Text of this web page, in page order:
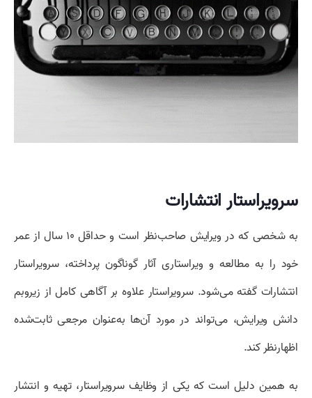
سرویراستار انتشارات
به شخصی که در ویرایش صاحب‌نظر است و حداقل ۱۰ سال از عمر
خود را به مطالعه و ویراستاری آثار گوناگون پرداخته، سرویراستار
انتشارات گفته می‌شود. سرویراستار علاوه بر آگاهی کامل از زیروبم
دانش ویرایش، می‌تواند در مورد آن‌ها به‌عنوان مرجعی ثابت‌شده
اظهارنظر کند.
به همین دلیل است که یکی از وظایف سرویراستار، تهیه و انتشار